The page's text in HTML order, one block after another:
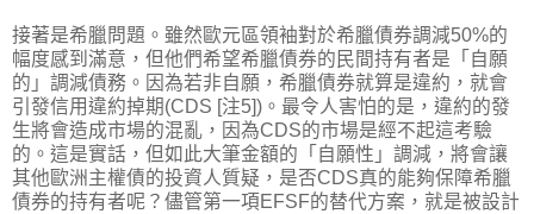
接著是希臘問題。雖然歐元區領袖對於希臘債券調減50%的
幅度感到滿意，但他們希望希臘債券的民間持有者是「自願
的」調減債務。因為若非自願，希臘債券就算是違約，就會
引發信用違約掉期(CDS [注5])。最令人害怕的是，違約的發
生將會造成市場的混亂，因為CDS的市場是經不起這考驗
的。這是實話，但如此大筆金額的「自願性」調減，將會讓
其他歐洲主權債的投資人質疑，是否CDS真的能夠保障希臘
債券的持有者呢？儘管第一項EFSF的替代方案，就是被設計